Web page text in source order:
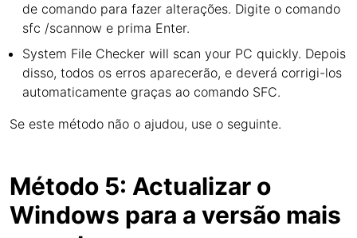
de comando para fazer alterações. Digite o comando
sfc /scannow e prima Enter.
System File Checker will scan your PC quickly. Depois
disso, todos os erros aparecerão, e deverá corrigi-los
automaticamente graças ao comando SFC.
Se este método não o ajudou, use o seguinte.
Método 5: Actualizar o
Windows para a versão mais